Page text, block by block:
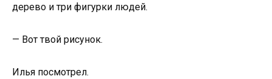
дерево и три фигурки людей.
— Вот твой рисунок.
Илья посмотрел.